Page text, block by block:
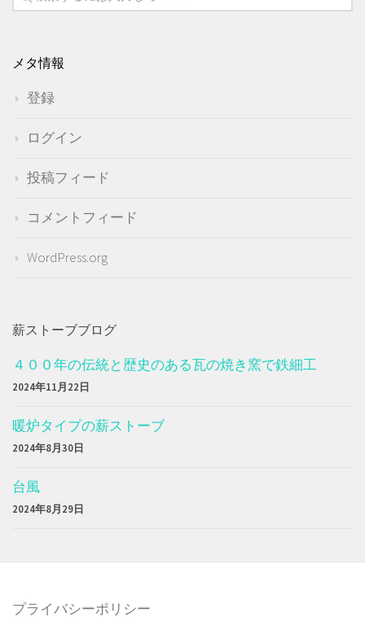
メタ情報
登録
ログイン
投稿フィード
コメントフィード
WordPress.org
薪ストーブブログ
４００年の伝統と歴史のある瓦の焼き窯で鉄細工
2024年11月22日
暖炉タイプの薪ストーブ
2024年8月30日
台風
2024年8月29日
プライバシーポリシー